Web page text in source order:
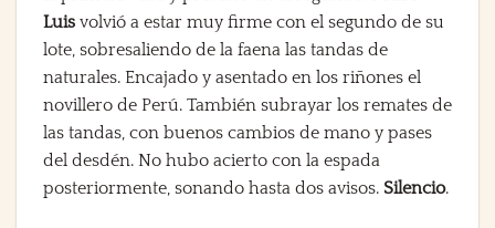
Luis volvió a estar muy firme con el segundo de su
lote, sobresaliendo de la faena las tandas de
naturales. Encajado y asentado en los riñones el
novillero de Perú. También subrayar los remates de
las tandas, con buenos cambios de mano y pases
del desdén. No hubo acierto con la espada
posteriormente, sonando hasta dos avisos. Silencio.